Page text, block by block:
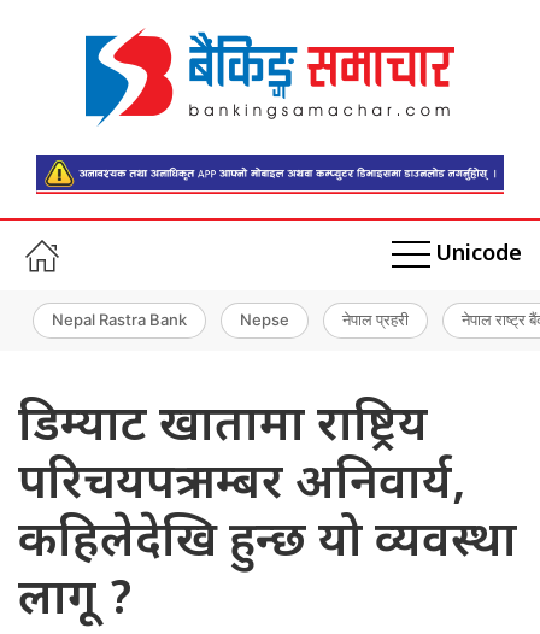
Unicode
Nepal Rastra Bank Nepse नेपाल प्रहरी नेपाल राष्ट्र
डिम्याट खातामा राष्ट्रिय
परिचयपत्र नम्बर अनिवार्य,
कहिलेदेखि हुन्छ यो व्यवस्था
लागू ?